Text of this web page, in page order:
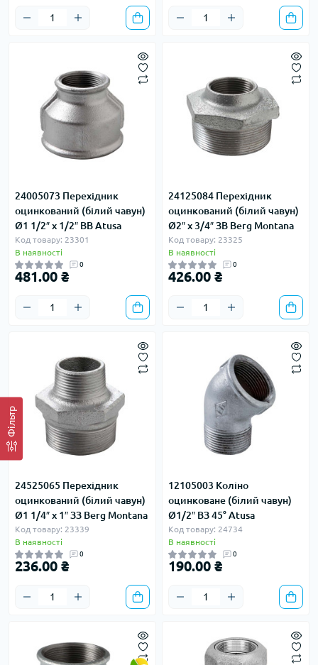
Фільтр
24005073 Перехідник
оцинкований (білий чавун)
Ø1 1/2″ х 1/2″ ВВ Atusa
Код товару: 23301
В наявності
0
481.00 ₴
24125084 Перехідник
оцинкований (білий чавун)
Ø2″ х 3/4″ ЗВ Berg Montana
Код товару: 23325
В наявності
0
426.00 ₴
24525065 Перехідник
оцинкований (білий чавун)
Ø1 1/4″ х 1″ ЗЗ Berg Montana
Код товару: 23339
В наявності
0
236.00 ₴
12105003 Коліно
оцинковане (білий чавун)
Ø1/2″ ВЗ 45° Atusa
Код товару: 24734
В наявності
0
190.00 ₴